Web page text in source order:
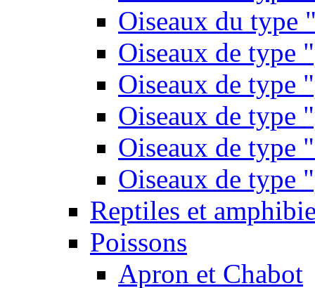
Oiseaux du type
Oiseaux de type
Oiseaux de type
Oiseaux de type
Oiseaux de type
Oiseaux de type
Reptiles et
Poissons
Apron et Chabot